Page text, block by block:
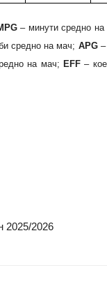
– минути средно на
средно на мач; APG–
на мач; EFF–
2025/2026